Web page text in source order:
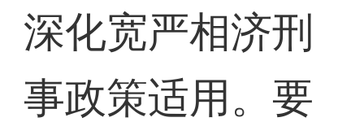
深化宽严相济刑
事政策适用。要